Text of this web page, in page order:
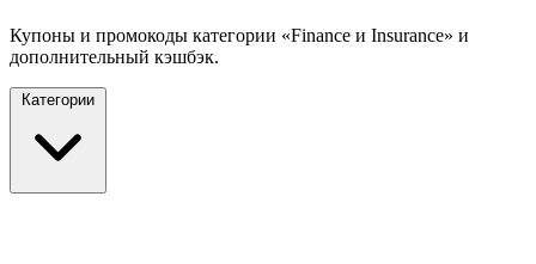
Купоны и промокоды категории «Finance и Insurance» и
дополнительный кэшбэк.
Категории